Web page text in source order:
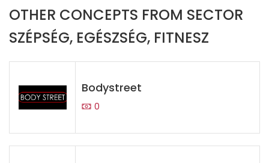
OTHER CONCEPTS FROM SECTOR
SZÉPSÉG, EGÉSZSÉG, FITNESZ
Bodystreet
0